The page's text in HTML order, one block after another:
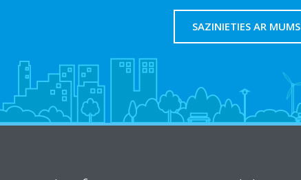
SAZINIETIES AR MUMS